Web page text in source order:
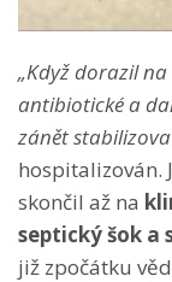
„Když dorazil
antibiotické a
zánět
hospitalizován.
skončil až na
septický šok a
již zpočátku